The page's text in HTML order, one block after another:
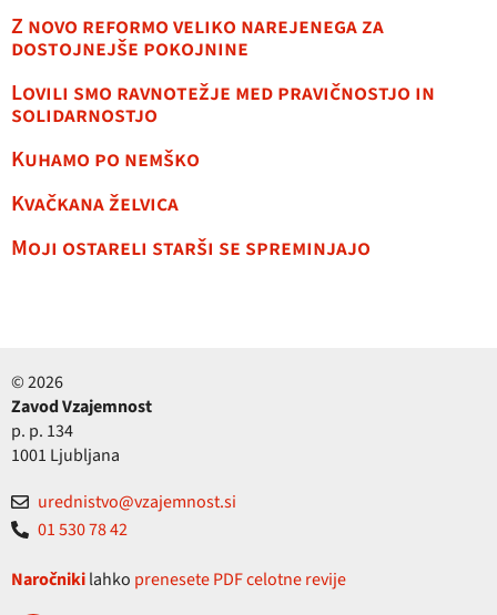
Z novo reformo veliko narejenega za
dostojnejše pokojnine
Lovili smo ravnotežje med pravičnostjo in
solidarnostjo
Kuhamo po nemško
Kvačkana želvica
Moji ostareli starši se spreminjajo
© 2026
Zavod Vzajemnost
p. p. 134
1001 Ljubljana
urednistvo@vzajemnost.si
01 530 78 42
Naročnikilahko prenesete PDF celotne revije